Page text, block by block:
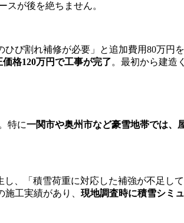
が後を絶ちません。
び割れ補修が必要」と追加費用80万円
格120万円で工事が完了。最初から建造
特に一関市や奥州市など豪雪地帯では、
、「積雪荷重に対応した補強が不足し
工実績があり、 現地調査時に積雪シミ